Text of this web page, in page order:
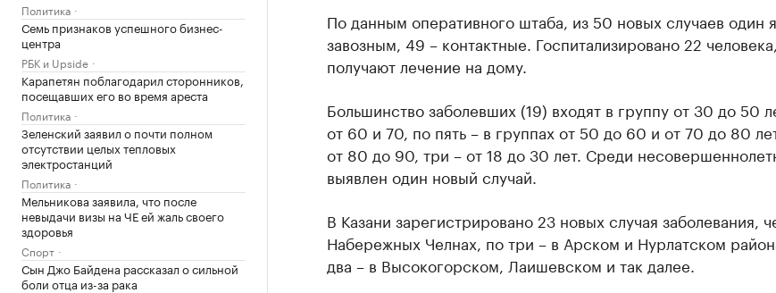
Политика
Семь признаков успешного бизнес-
центра
РБК и Upside
Карапетян поблагодарил сторонников,
посещавших его во время ареста
Политика
Зеленский заявил о почти полном
отсутствии целых тепловых
электростанций
Политика
Мельникова заявила, что после
невыдачи визы на ЧЕ ей жаль своего
здоровья
Спорт
Сын Джо Байдена рассказал о сильной
боли отца из-за рака
По данным оперативного штаба, из 50 новых случаев один
завозным, 49 – контактные. Госпитализировано 22
получают лечение на дому.
Большинство заболевших (19) входят в группу от 30 до 50
от 60 и 70, по пять – в группах от 50 до 60 и от 70 до 80
от 80 до 90, три – от 18 до 30 лет. Среди
выявлен один новый случай.
В Казани зарегистрировано 23 новых случая заболевания,
Набережных Челнах, по три – в Арском и Нурлатском
два – в Высокогорском, Лаишевском и так далее.